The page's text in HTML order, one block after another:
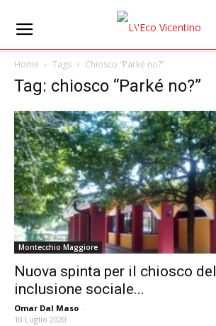
Home Tags Chiosco “Parké no?”
Tag: chiosco “Parké no?”
Montecchio Maggiore
Nuova spinta per il chiosco
inclusione sociale...
Omar Dal Maso -
10 Luglio 2020